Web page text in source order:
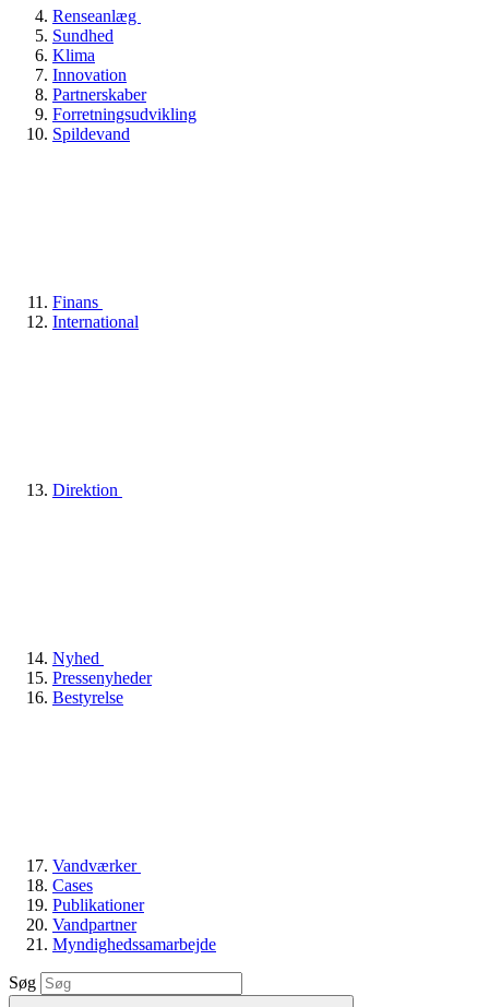
Renseanlæg
Sundhed
Klima
Innovation
Partnerskaber
Forretningsudvikling
Spildevand
Finans
International
Direktion
Nyhed
Pressenyheder
Bestyrelse
Vandværker
Cases
Publikationer
Vandpartner
Myndighedssamarbejde
Søg